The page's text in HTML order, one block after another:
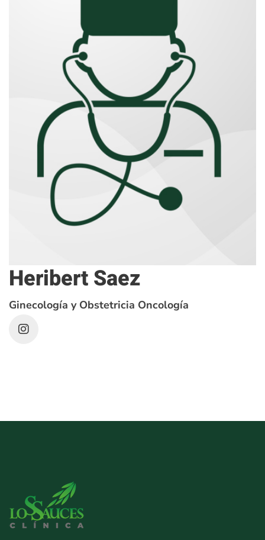
Heribert Saez
Ginecología y Obstetricia Oncología